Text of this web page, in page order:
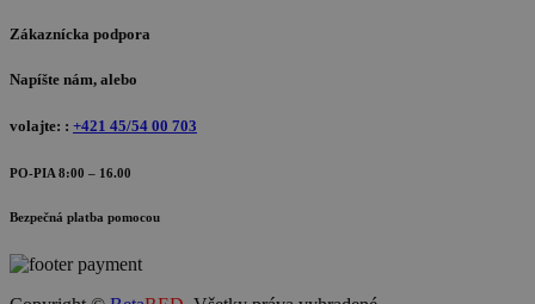
Zákaznícka podpora
Napíšte nám, alebo
volajte: : +421 45/54 00 703
PO-PIA 8:00 – 16.00
Bezpečná platba pomocou